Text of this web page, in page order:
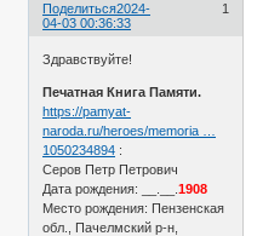
Поделиться 1
2024-
04-03 00:36:33
Здравствуйте!
Печатная Книга Памяти.
https://pamyat-
naroda.ru/heroes/memoria …
1050234894 :
Серов Петр Петрович
Дата рождения: __.__.1908
Место рождения: Пензенская
обл., Пачелмский р-н,